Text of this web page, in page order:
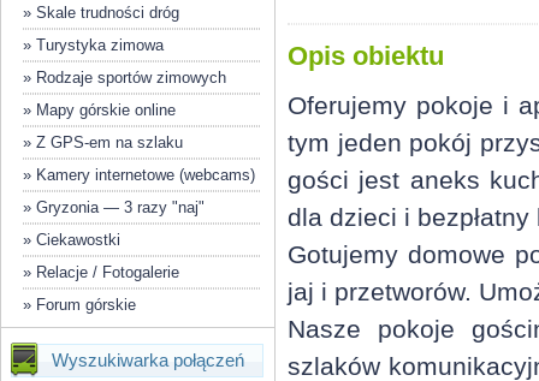
Opis obiektu
Oferujemy pokoje i
tym jeden pokój
gości jest aneks
dla dzieci i
Gotujemy domowe
jaj i przetworów.
Nasze pokoje
szlaków
» Skale trudności dróg
» Turystyka zimowa
» Rodzaje sportów zimowych
» Mapy górskie online
» Z GPS-em na szlaku
» Kamery internetowe (webcams)
» Gryzonia — 3 razy "naj"
» Ciekawostki
» Relacje / Fotogalerie
» Forum górskie
Wyszukiwarka połączeń